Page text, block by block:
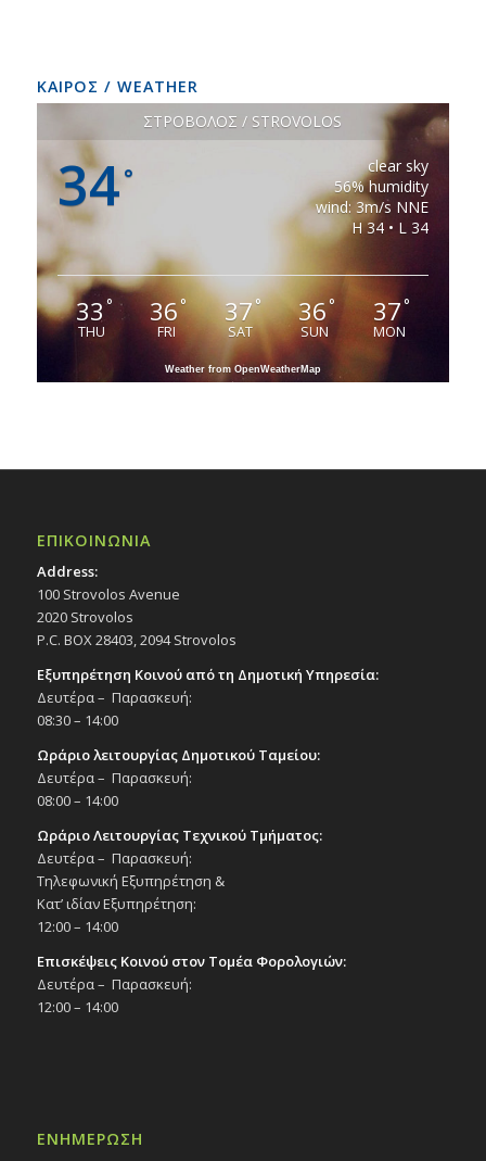
ΚΑΙΡΟΣ / WEATHER
ΣΤΡΟΒΟΛΟΣ / STROVOLOS
34°
clear sky
56% humidity
wind: 3m/s NNE
H 34 • L 34
33 °
THU
36°
FRI
37°
SAT
36°
SUN
37°
MON
Weather from OpenWeatherMap
ΕΠΙΚΟΙΝΩΝΙΑ
Address:
100 Strovolos Avenue
2020 Strovolos
P.C. BOX 28403, 2094 Strovolos
Εξυπηρέτηση Κοινού από τη Δημοτική Υπηρεσία:
Δευτέρα – Παρασκευή:
08:30 – 14:00
Ωράριο λειτουργίας Δημοτικού Ταμείου:
Δευτέρα – Παρασκευή:
08:00 – 14:00
Ωράριο Λειτουργίας Τεχνικού Τμήματος:
Δευτέρα – Παρασκευή:
Τηλεφωνική Εξυπηρέτηση &
Κατ’ ιδίαν Εξυπηρέτηση:
12:00 – 14:00
Επισκέψεις Κοινού στον Τομέα Φορολογιών:
Δευτέρα – Παρασκευή:
12:00 – 14:00
ΕΝΗΜΕΡΩΣΗ